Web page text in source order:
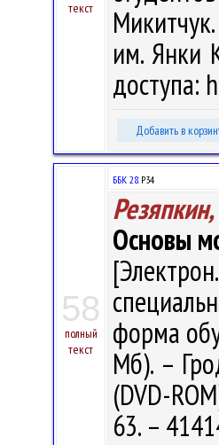
текст
им. Янки
доступа:
Добавить в
58
полный
текст
ББК 28.Р34
Основы
форма
Мб). –
(DVD-
63. –